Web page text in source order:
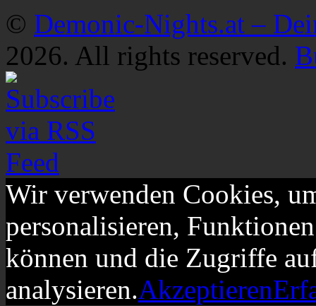
© Demonic-Nights.at –
2026. All rights reserved.
Wir verwenden Cookies,
personalisieren,
können und die Zugriffe
analysieren.Akzeptieren